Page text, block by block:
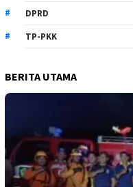
DPRD
TP-PKK
BERITA UTAMA